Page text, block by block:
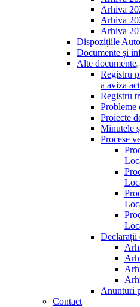
Arhiva
Arhiva
Arhiva
Dispozițiile
Documente și
Alte documente
Registru
a aviza
Registru
Probleme
Proiecte
Minutele
Procese
Declarații
Anunturi
Contact